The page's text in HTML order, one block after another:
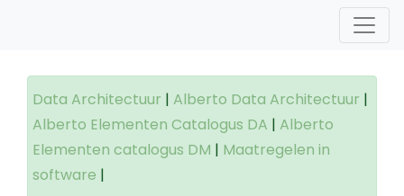
Data Architectuur | Alberto Data Architectuur |
Alberto Elementen Catalogus DA | Alberto
Elementen catalogus DM | Maatregelen in
software |